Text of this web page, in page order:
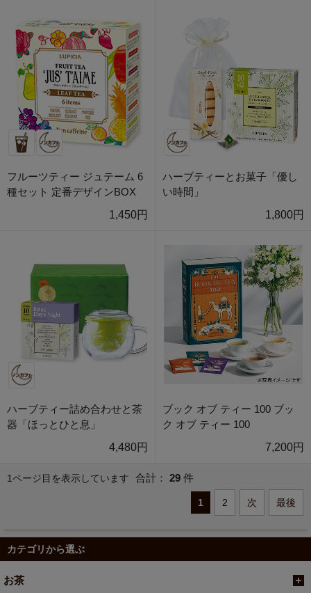
フルーツティー ジュテーム 6
種セット 定番デザインBOX
1,450円
ハーブティーとお菓子「優し
い時間」
1,800円
ハーブティー詰め合わせと茶
器「ほっとひと息」
4,480円
ブック オブ ティー 100 ブッ
ク オブ ティー 100
7,200円
1ページ目を表示しています 合計： 29 件
1 2 次 最後
カテゴリから選ぶ
お茶